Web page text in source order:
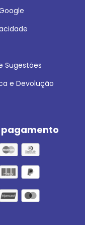
Sugestões
e Devolução
pagamento